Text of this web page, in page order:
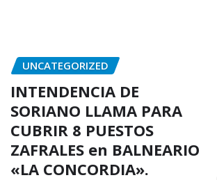
UNCATEGORIZED
INTENDENCIA DE
SORIANO LLAMA PARA
CUBRIR 8 PUESTOS
ZAFRALES en BALNEARIO
«LA CONCORDIA».